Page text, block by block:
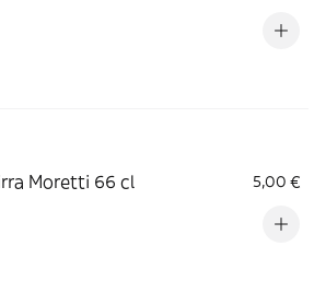
Moretti 66 cl 5,00 €